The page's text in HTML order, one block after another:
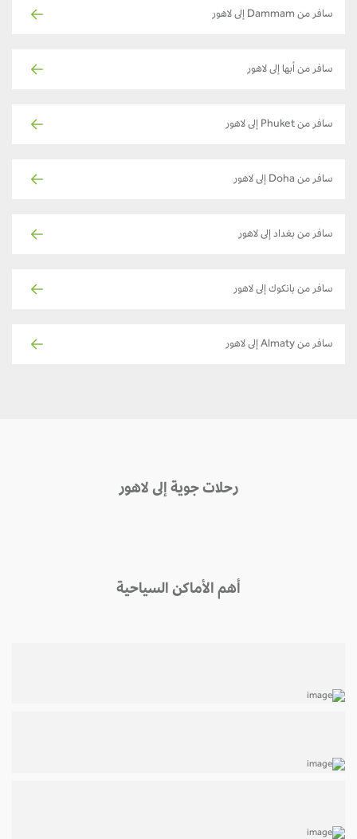
سافر من Dammam إلى لاهور
سافر من أبها إلى لاهور
سافر من Phuket إلى لاهور
سافر من Doha إلى لاهور
سافر من بغداد إلى لاهور
سافر من بانكوك إلى لاهور
سافر من Almaty إلى لاهور
رحلات جوية إلى لاهور
أهم الأماكن السياحية